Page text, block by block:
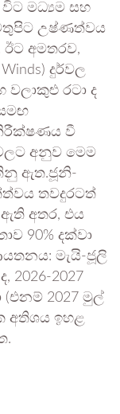
විට මධ්‍යම සහ
උෂ්ණත්වය
අමතරව,
දුර්වල
රටා ද
වී
අනුව මෙම
ඇත.ජූනි-
තවදුරටත්
අතර, එය
90% දක්වා
මැයි-ජූලි
2026-2027
2027 මුල්
අතිශය ඉහළ